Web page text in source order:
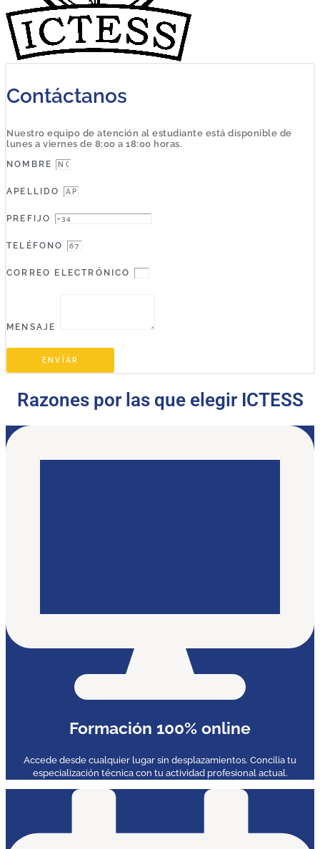
Contáctanos
Nuestro equipo de atención al estudiante está disponible de
lunes a viernes de 8:00 a 18:00 horas.
NOMBRE
APELLIDO
PREFIJO
TELÉFONO
CORREO ELECTRÓNICO
MENSAJE
ENVÍAR
Razones por las que elegir ICTESS
Formación 100% online
Accede desde cualquier lugar sin desplazamientos. Concilia tu
especialización técnica con tu actividad profesional actual.